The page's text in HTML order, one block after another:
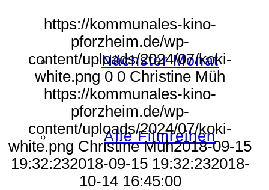
Nächster Monat
Alle Filmreihen
https://kommunales-kino-
pforzheim.de/wp-
content/uploads/2024/07/koki-
white.png 0 0 Christine Müh
https://kommunales-kino-
pforzheim.de/wp-
content/uploads/2024/07/koki-
white.png Christine Müh2018-09-15
19:32:232018-09-15 19:32:232018-
10-14 16:45:00